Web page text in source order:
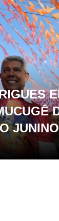
JUNINO